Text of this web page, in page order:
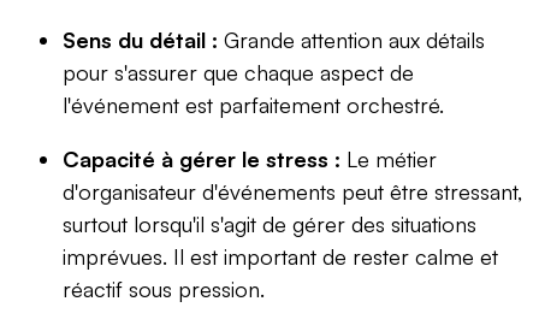
Sens du détail : Grande attention aux détails
pour s'assurer que chaque aspect de
l'événement est parfaitement orchestré.
Capacité à gérer le stress : Le métier
d'organisateur d'événements peut être stressant,
surtout lorsqu'il s'agit de gérer des situations
imprévues. Il est important de rester calme et
réactif sous pression.